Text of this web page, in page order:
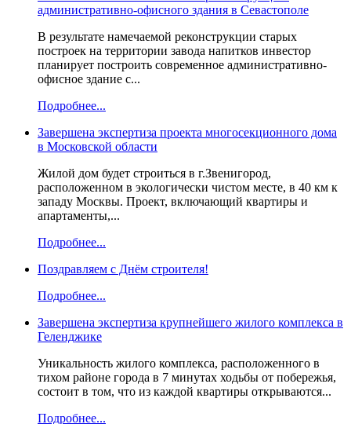
административно-офисного здания в Севастополе
В результате намечаемой реконструкции старых
построек на территории завода напитков инвестор
планирует построить современное административно-
офисное здание с...
Подробнее...
Завершена экспертиза проекта многосекционного дома
в Московской области
Жилой дом будет строиться в г.Звенигород,
расположенном в экологически чистом месте, в 40 км к
западу Москвы. Проект, включающий квартиры и
апартаменты,...
Подробнее...
Поздравляем с Днём строителя!
Подробнее...
Завершена экспертиза крупнейшего жилого комплекса в
Геленджике
Уникальность жилого комплекса, расположенного в
тихом районе города в 7 минутах ходьбы от побережья,
состоит в том, что из каждой квартиры открываются...
Подробнее...